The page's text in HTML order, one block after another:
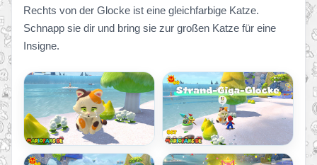
Rechts von der Glocke ist eine gleichfarbige Katze.
Schnapp sie dir und bring sie zur großen Katze für eine
Insigne.